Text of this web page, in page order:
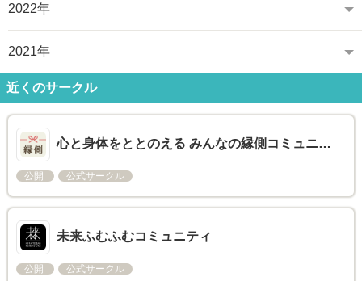
2022年
2021年
近くのサークル
心と身体をととのえる みんなの縁側コミュニ…
公開 公式サークル
未来ふむふむコミュニティ
公開 公式サークル